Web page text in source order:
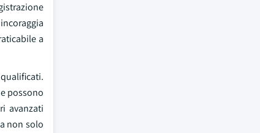
a
possono
avanzati
non solo